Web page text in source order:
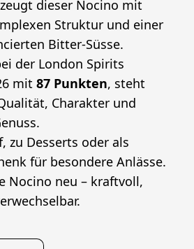
dieser Nocino mit
Struktur und einer
Bitter-Süsse.
der London Spirits
mit 87 Punkten, steht
Charakter und
zu Desserts oder als
für besondere Anlässe.
Nocino neu – kraftvoll,